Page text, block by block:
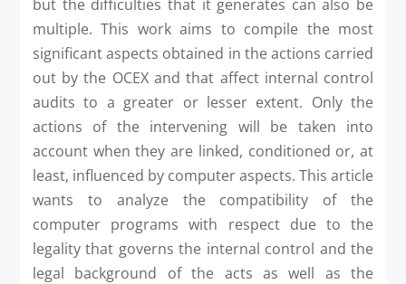
but the difficulties that it generates can also be
multiple. This work aims to compile the most
significant aspects obtained in the actions carried
out by the OCEX and that affect internal control
audits to a greater or lesser extent. Only the
actions of the intervening will be taken into
account when they are linked, conditioned or, at
least, influenced by computer aspects. This article
wants to analyze the compatibility of the
computer programs with respect due to the
legality that governs the internal control and the
legal background of the acts as well as the